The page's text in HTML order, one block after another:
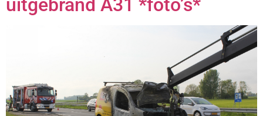
uitgebrand A31 *foto’s*